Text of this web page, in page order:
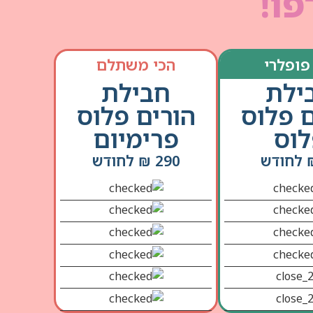
פלוס
הכי משתלם
חבילת
הורים פלוס
פרימיום
290 ₪ לחודש